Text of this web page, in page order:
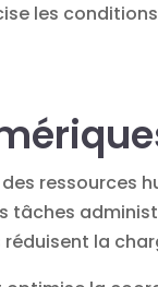
les
ressources
la